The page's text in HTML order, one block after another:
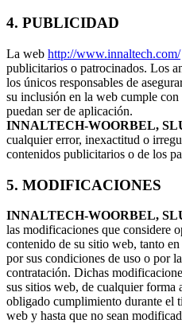
4. PUBLICIDAD
La web http://www.innaltech.com/
publicitarios o patrocinados. Los
los únicos responsables de
su inclusión en la web cumple con
puedan ser de aplicación.
INNALTECH-WOORBEL,
cualquier error, inexactitud o
contenidos publicitarios o de los
5. MODIFICACIONES
INNALTECH-WOORBEL,
las modificaciones que considere
contenido de su sitio web, tanto
por sus condiciones de uso o por
contratación. Dichas
sus sitios web, de cualquier forma
obligado cumplimiento durante el
web y hasta que no sean